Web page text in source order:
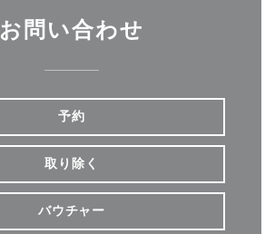
お問い合わせ
予約
取り除く
バウチャー